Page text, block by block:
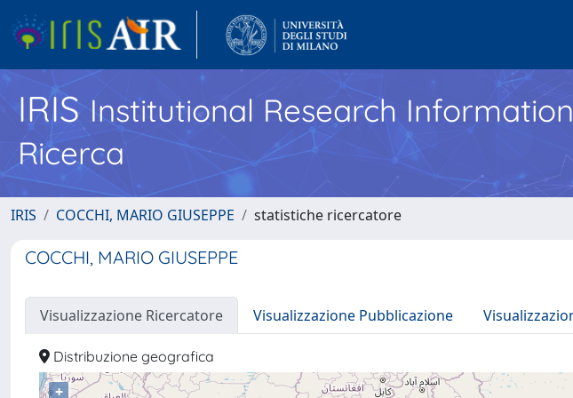
IRISInstitutional Research
Ricerca
IRIS COCCHI, MARIO GIUSEPPE statistiche ricercatore
COCCHI, MARIO GIUSEPPE
Visualizzazione Ricercatore Visualizzazione Pubblicazione
Distribuzione geografica
+